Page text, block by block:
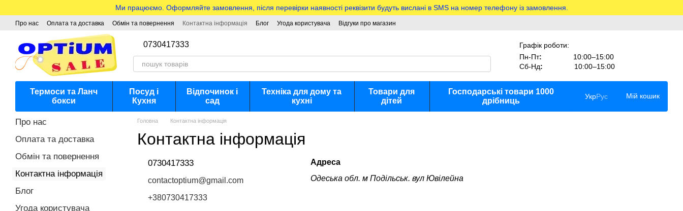
Ми працюємо. Оформляйте замовлення, після перевірки наявності реквізити будуть вислані в SMS на номер телефону із замовлення.
Про нас Оплата та доставка Обмін та повернення Контактна інформація Блог Угода користувача Відгуки про магазин
0730417333
Графік роботи:
Пн-Пт:
10:00–15:00
Сб-Нд: 10:00–15:00
Термоси та Ланч
бокси
Посуд і
Кухня
Відпочинок і
сад
Техніка для дому та
кухні
Товари для
дітей
Господарські товари 1000
дрібниць
УкрРус Мій кошик
Головна Контактна інформація
Контактна інформація
0730417333
contactoptium@gmail.com
+380730417333
Адреса
Одеська обл. м Подільськ. вул Ювілейна
Про нас
Оплата та доставка
Обмін та повернення
Контактна інформація
Блог
Угода користувача